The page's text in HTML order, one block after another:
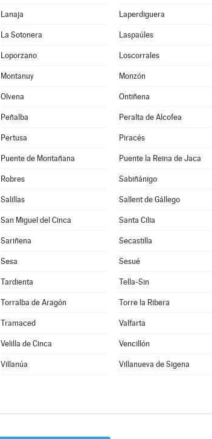
Lanaja Laperdiguera
La Sotonera Laspaúles
Loporzano Loscorrales
Montanuy Monzón
Olvena Ontiñena
Peñalba Peralta de Alcofea
Pertusa Piracés
Puente de Montañana Puente la Reina de Jaca
Robres Sabiñánigo
Salillas Sallent de Gállego
San Miguel del Cinca Santa Cilia
Sariñena Secastilla
Sesa Sesué
Tardienta Tella-Sin
Torralba de Aragón Torre la Ribera
Tramaced Valfarta
Velilla de Cinca Vencillón
Villanúa Villanueva de Sigena